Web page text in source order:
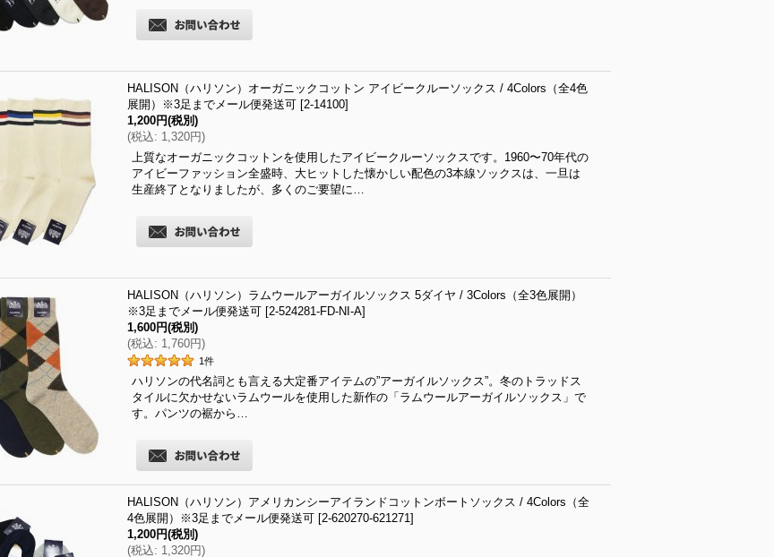
HALISON（ハリソン）オーガニックコットン アイビークルーソックス / 4Colors（全4色
展開）※3足までメール便発送可 [2-14100]
1,200円(税別)
(税込: 1,320円)
上質なオーガニックコットンを使用したアイビークルーソックスです。1960〜70年代の
アイビーファッション全盛時、大ヒットした懐かしい配色の3本線ソックスは、一旦は
生産終了となりましたが、多くのご要望に…
HALISON（ハリソン）ラムウールアーガイルソックス 5ダイヤ / 3Colors（全3色展開）
※3足までメール便発送可 [2-524281-FD-NI-A]
1,600円(税別)
(税込: 1,760円)
1件
ハリソンの代名詞とも言える大定番アイテムの”アーガイルソックス”。冬のトラッドス
タイルに欠かせないラムウールを使用した新作の「ラムウールアーガイルソックス」で
す。パンツの裾から…
HALISON（ハリソン）アメリカンシーアイランドコットンボートソックス / 4Colors（全
4色展開）※3足までメール便発送可 [2-620270-621271]
1,200円(税別)
(税込: 1,320円)